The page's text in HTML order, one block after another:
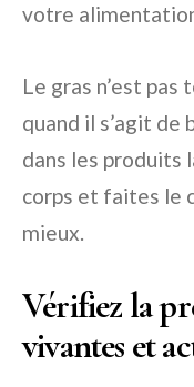
votre
Le gras n’est pas
quand il s’agit de
dans les produits
corps et faites le
mieux.
Vérifiez la
vivantes et